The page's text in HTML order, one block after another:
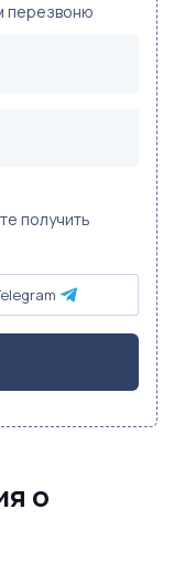
перезвоню
получить
о